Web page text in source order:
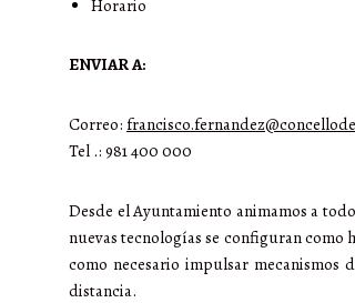
Horario
ENVIAR A:
Correo:
Tel .: 981 400 000
Desde el Ayuntamiento animamos a
nuevas tecnologías se configuran
como necesario impulsar
distancia.